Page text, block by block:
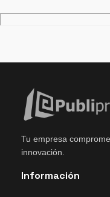
Tu empresa
innovación.
Información